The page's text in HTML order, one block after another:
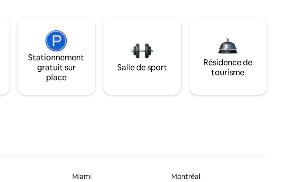
Stationnement
gratuit sur
place
Salle de sport
Résidence de
tourisme
Miami
Montréal